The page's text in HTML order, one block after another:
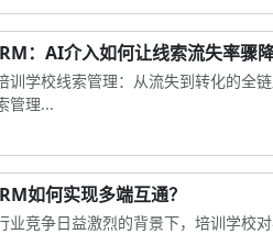
：AI介入如何让线索流失率骤降
训学校线索管理：从流失到转化的全
管理...
如何实现多端互通？
业竞争日益激烈的背景下，培训学校